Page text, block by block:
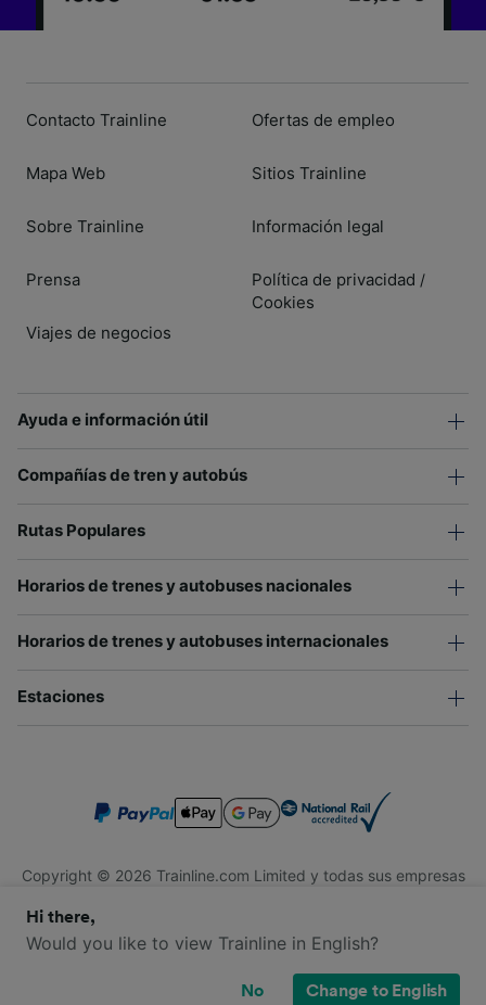
Contacto Trainline
Mapa Web
Sobre Trainline
Prensa
Viajes de negocios
Ofertas de empleo
Sitios Trainline
Información legal
Política de privacidad /
Cookies
Ayuda e información útil
Compañías de tren y autobús
Rutas Populares
Horarios de trenes y autobuses nacionales
Horarios de trenes y autobuses internacionales
Estaciones
Copyright © 2026 Trainline.com Limited y todas sus empresas
Trainline.com Limited está registrada en Inglaterra y Gales.
Compañía No. 3846791. Dirección: 1 Stonecutter St, Londres
Hi there,
Would you like to view Trainline in English?
No Change to English